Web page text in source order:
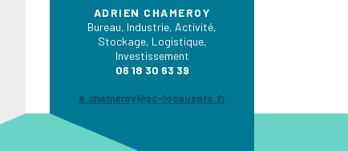
ADRIEN CHAMEROY
Bureau, Industrie, Activité,
Stockage, Logistique,
Investissement
06 18 30 63 39
a.chameroy@gc-locauxpro.fr